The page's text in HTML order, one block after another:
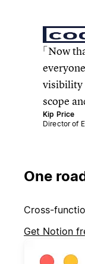
Now
visibility
scope
Kip Price
Director of
One
Cross-
Get Notion